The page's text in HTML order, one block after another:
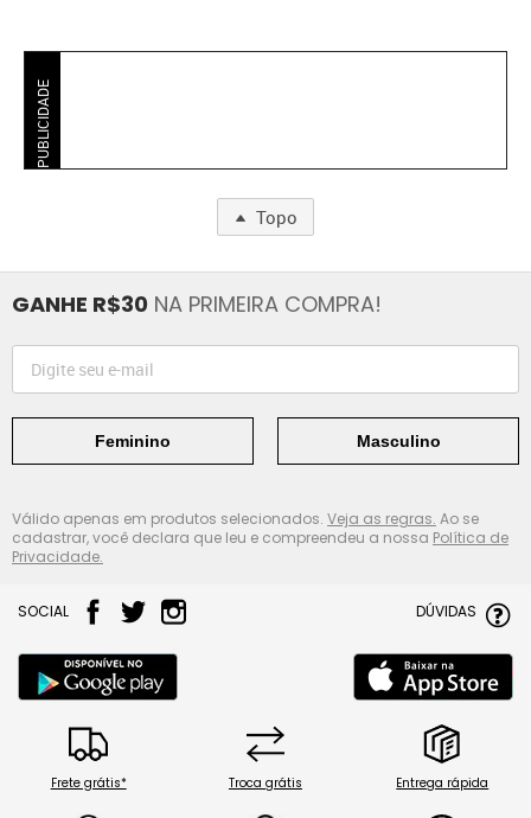
PUBLICIDADE
Topo
GANHE R$30 NA PRIMEIRA COMPRA!
Feminino Masculino
Válido apenas em produtos selecionados. Veja as regras. Ao se
cadastrar, você declara que leu e compreendeu a nossa Política de
Privacidade.
SOCIAL DÚVIDAS
Frete grátis* Troca grátis Entrega rápida